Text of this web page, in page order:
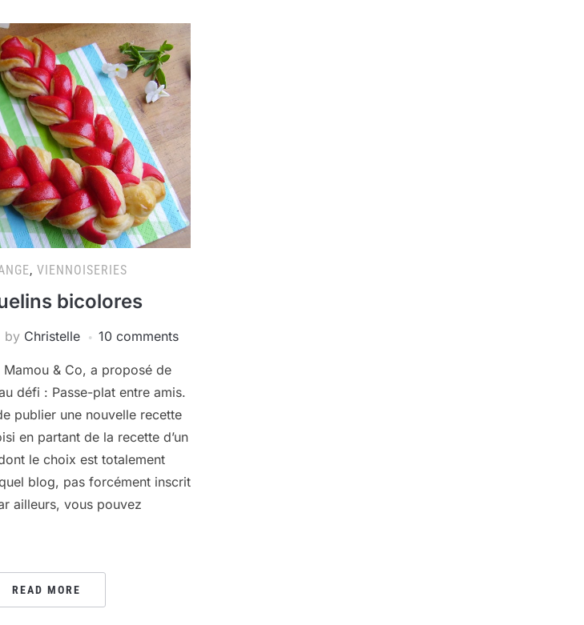
,VIENNOISERIES
bicolores
by Christelle 10 comments
& Co, a proposé de
défi : Passe-plat entre amis.
publier une nouvelle recette
en partant de la recette d’un
le choix est totalement
blog, pas forcément inscrit
ailleurs, vous pouvez
READ MORE